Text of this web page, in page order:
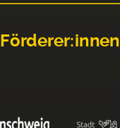
Förderer:innen